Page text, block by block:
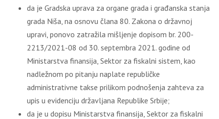
da je Gradska uprava za organe grada i građanska stanja
grada Niša, na osnovu člana 80. Zakona o državnoj
upravi, ponovo zatražila mišljenje dopisom br. 200-
2213/2021-08 od 30. septembra 2021. godine od
Ministarstva finansija, Sektor za fiskalni sistem, kao
nadležnom po pitanju naplate republičke
administrativne takse prilikom podnošenja zahteva za
upis u evidenciju državljana Republike Srbije;
da je u dopisu Ministarstva finansija, Sektor za fiskalni